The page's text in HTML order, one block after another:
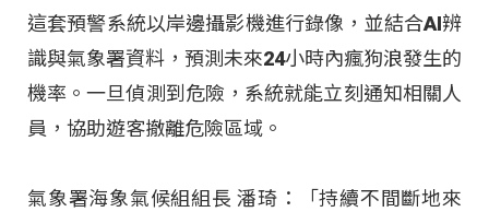
這套預警系統以岸邊攝影機進行錄像，並結合AI辨
識與氣象署資料，預測未來24小時內瘋狗浪發生的
機率。一旦偵測到危險，系統就能立刻通知相關人
員，協助遊客撤離危險區域。
氣象署海象氣候組組長 潘琦：「持續不間斷地來